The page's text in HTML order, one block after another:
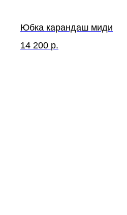
Юбка карандаш миди
14 200 р.